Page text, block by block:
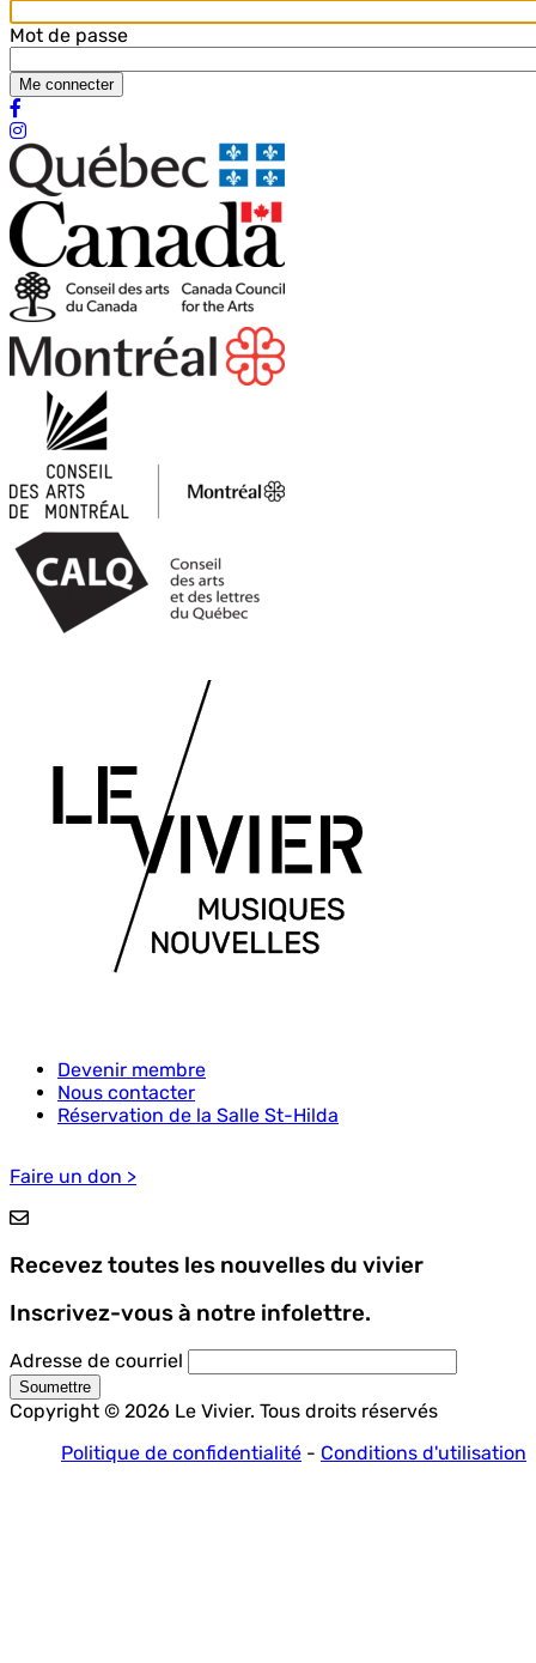
Mot de passe
Menu
Pied
de
Devenir membre
Nous contacter
Réservation de la Salle St-Hilda
Faire un don >
Recevez toutes les nouvelles du vivier
Inscrivez-vous à notre infolettre.
Adresse de courriel
Copyright © 2026 Le Vivier. Tous droits réservés
Politique de confidentialité - Conditions d'utilisation